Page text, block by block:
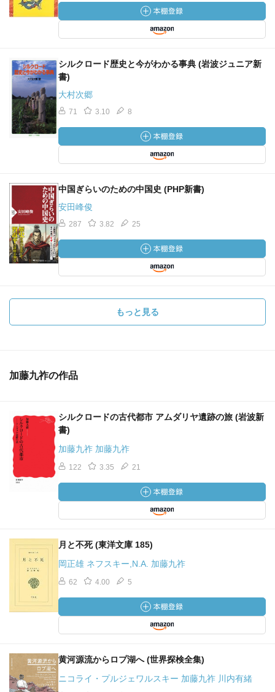
シルクロード歴史と今がわかる事典 (岩波ジュニア新
書)
大村次郷
71 3.10 8
中国ぎらいのための中国史 (PHP新書)
安田峰俊
287 3.82 25
もっと見る
加藤九祚の作品
シルクロードの古代都市 アムダリヤ遺跡の旅 (岩波新
書)
加藤九祚 加藤九祚
122 3.35 21
月と不死 (東洋文庫 185)
岡正雄 ネフスキー,N.A. 加藤九祚
62 4.00 5
黄河源流からロプ湖へ (世界探検全集)
ニコライ・プルジェワルスキー 加藤九祚 川内有緒